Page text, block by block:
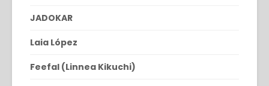
JADOKAR
Laia López
Feefal (Linnea Kikuchi)